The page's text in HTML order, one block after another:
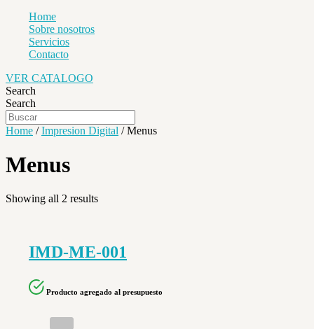
Home
Sobre nosotros
Servicios
Contacto
VER CATALOGO
Search
Search
Home /Impresion Digital / Menus
Menus
Showing all 2 results
IMD-ME-001
Producto agregado al presupuesto